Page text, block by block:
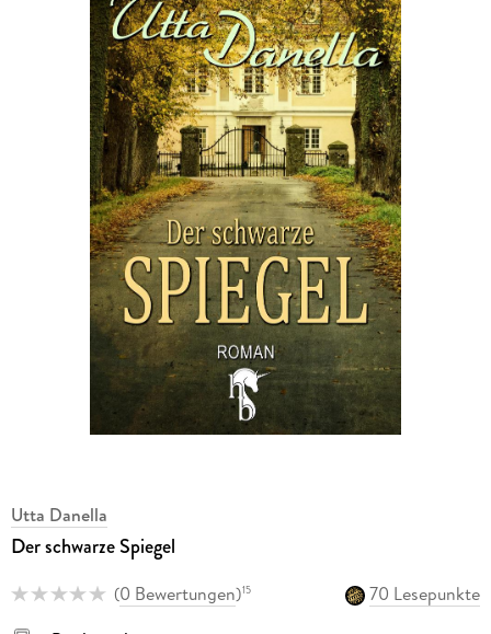
Utta Danella
Der schwarze Spiegel
(0 Bewertungen)15
70 Lesepunkte